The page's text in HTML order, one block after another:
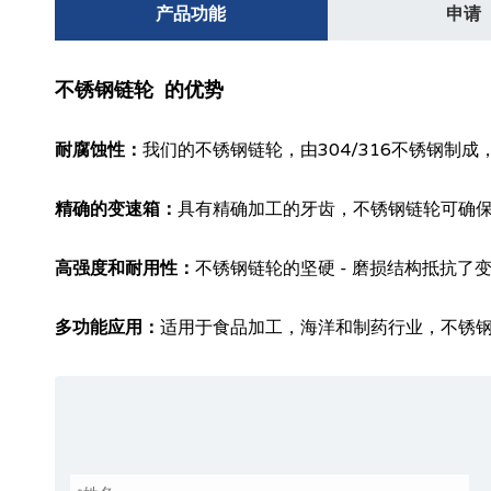
产品功能 申请
不锈钢链轮 的优势
耐腐蚀性： 我们的不锈钢链轮，由304/316不锈钢制成
精确的变速箱： 具有精确加工的牙齿，不锈钢链轮可确
高强度和耐用性： 不锈钢链轮的坚硬 - 磨损结构抵抗了
多功能应用： 适用于食品加工，海洋和制药行业，不锈